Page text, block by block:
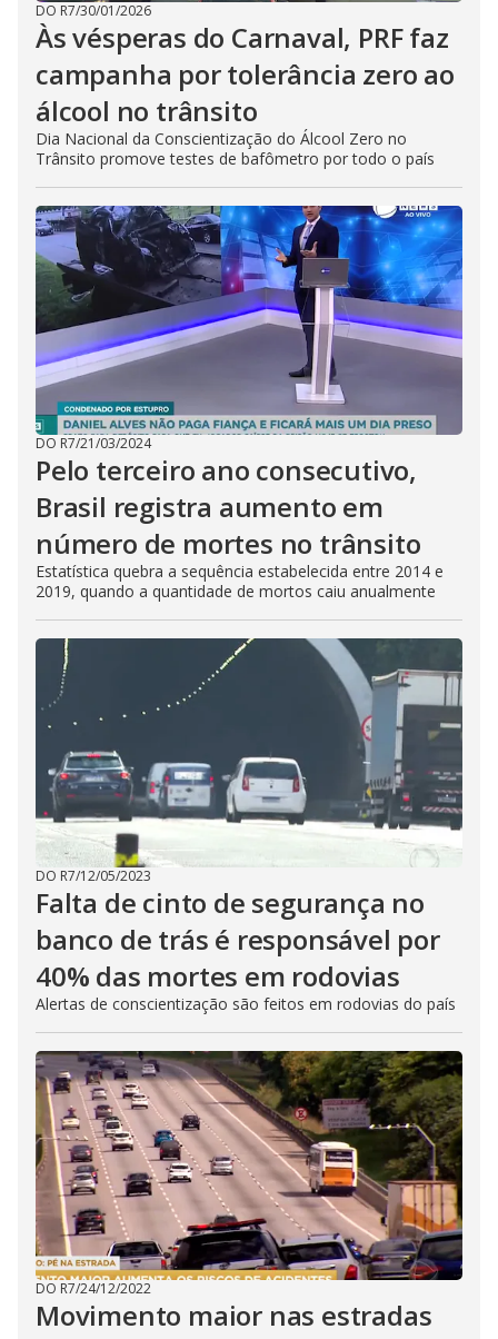
DO R7/30/01/2026
Às vésperas do Carnaval, PRF faz
campanha por tolerância zero ao
álcool no trânsito
Dia Nacional da Conscientização do Álcool Zero no
Trânsito promove testes de bafômetro por todo o país
DO R7/21/03/2024
Pelo terceiro ano consecutivo,
Brasil registra aumento em
número de mortes no trânsito
Estatística quebra a sequência estabelecida entre 2014 e
2019, quando a quantidade de mortos caiu anualmente
DO R7/12/05/2023
Falta de cinto de segurança no
banco de trás é responsável por
40% das mortes em rodovias
Alertas de conscientização são feitos em rodovias do país
DO R7/24/12/2022
Movimento maior nas estradas